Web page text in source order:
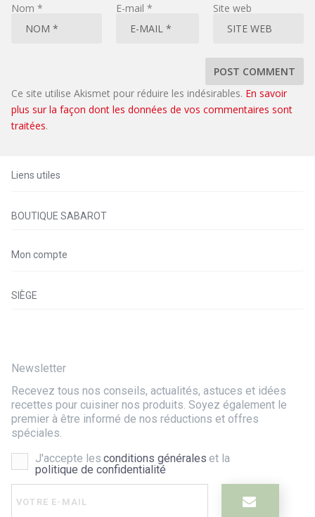
Nom * E-mail * Site web
Ce site utilise Akismet pour réduire les indésirables. En savoir
plus sur la façon dont les données de vos commentaires sont
traitées.
Liens utiles
BOUTIQUE SABAROT
Mon compte
SIÈGE
Newsletter
Recevez tous nos conseils, actualités, astuces et idées
recettes pour cuisiner nos produits. Soyez également le
premier à être informé de nos réductions et offres
spéciales.
J'accepte les conditions générales et la
politique de confidentialité